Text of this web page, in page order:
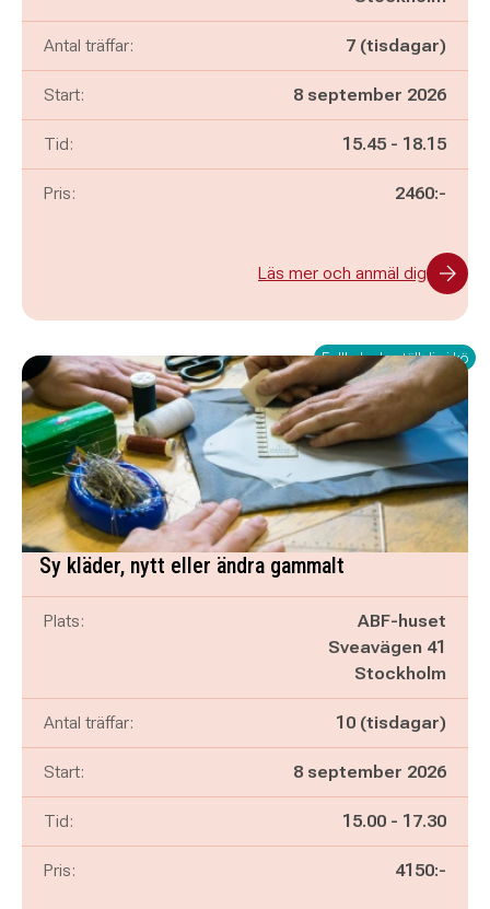
Antal träffar: 7 (tisdagar)
Start: 8 september 2026
Tid: Pågår mellan
15.45 - och
18.15
Pris: 2460:-
Läs mer och anmäl dig
Fullbokad - ställ dig i kö
Sy kläder, nytt eller ändra gammalt
Plats:
ABF-huset
Sveavägen 41
Stockholm
Antal träffar: 10 (tisdagar)
Start: 8 september 2026
Tid: Pågår mellan
15.00 - och
17.30
Pris: 4150:-